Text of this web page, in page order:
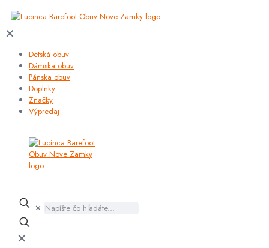
✕
Detská obuv
Dámska obuv
Pánska obuv
Doplnky
Značky
Výpredaj
✕
✕